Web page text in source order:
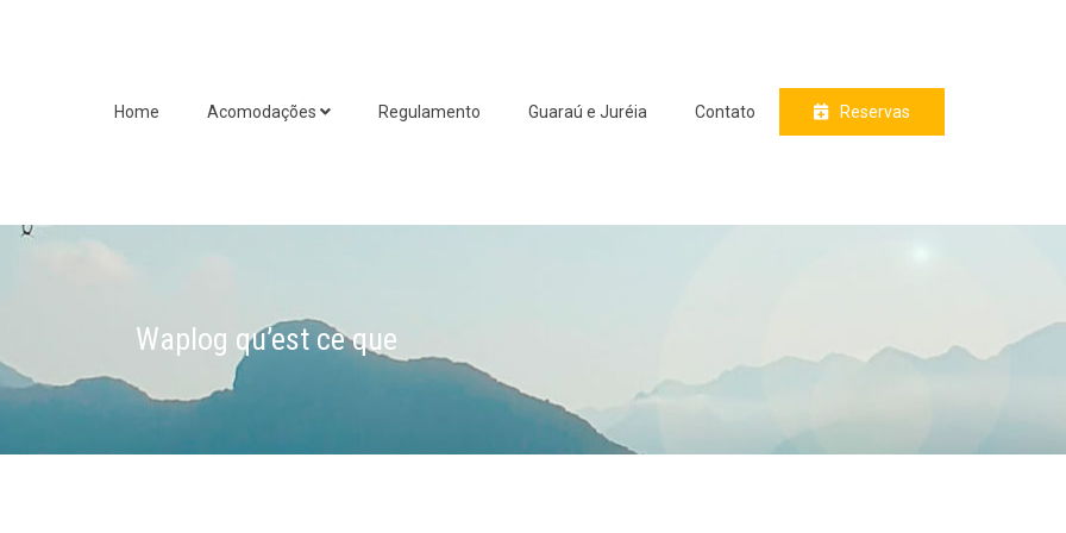
Home Acomodações Regulamento Guaraú e Juréia Contato Reservas
Waplog qu’est ce que